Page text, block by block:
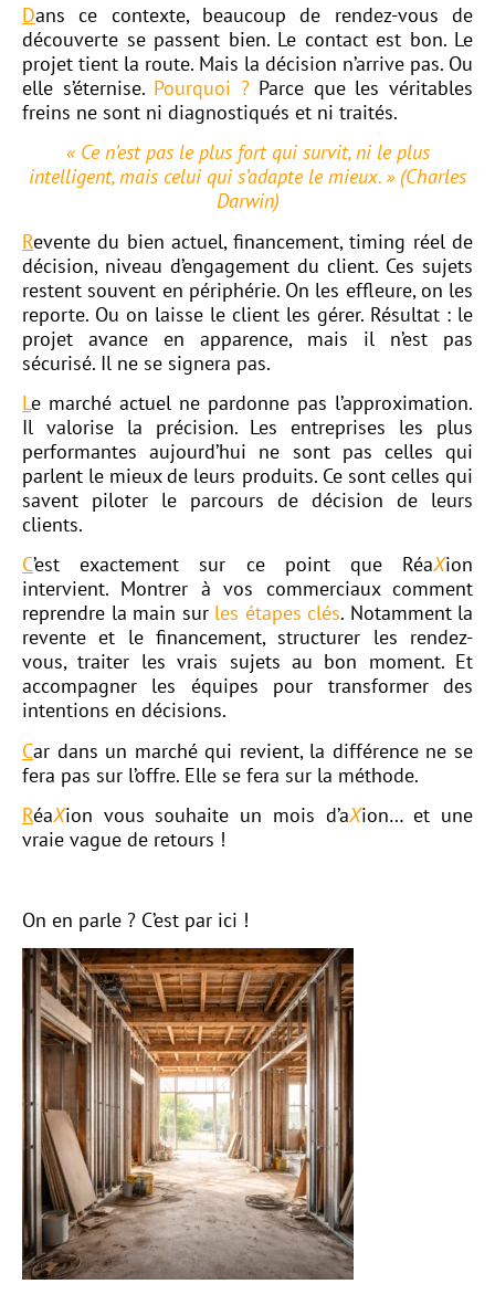
Dans ce contexte, beaucoup de rendez-vous de
découverte se passent bien. Le contact est bon. Le
projet tient la route. Mais la décision n’arrive pas. Ou
elle s’éternise. Pourquoi ? Parce que les véritables
freins ne sont ni diagnostiqués et ni traités.
« Ce n’est pas le plus fort qui survit, ni le plus
intelligent, mais celui qui s’adapte le mieux. » (Charles
Darwin)
Revente du bien actuel, financement, timing réel de
décision, niveau d’engagement du client. Ces sujets
restent souvent en périphérie. On les effleure, on les
reporte. Ou on laisse le client les gérer. Résultat : le
projet avance en apparence, mais il n’est pas
sécurisé. Il ne se signera pas.
Le marché actuel ne pardonne pas l’approximation.
Il valorise la précision. Les entreprises les plus
performantes aujourd’hui ne sont pas celles qui
parlent le mieux de leurs produits. Ce sont celles qui
savent piloter le parcours de décision de leurs
clients.
C’est exactement sur ce point que RéaXion
intervient. Montrer à vos commerciaux comment
reprendre la main sur les étapes clés. Notamment la
revente et le financement, structurer les rendez-
vous, traiter les vrais sujets au bon moment. Et
accompagner les équipes pour transformer des
intentions en décisions.
Car dans un marché qui revient, la différence ne se
fera pas sur l’offre. Elle se fera sur la méthode.
RéaXion vous souhaite un mois d’aXion… et une
vraie vague de retours !
On en parle ? C’est par ici !